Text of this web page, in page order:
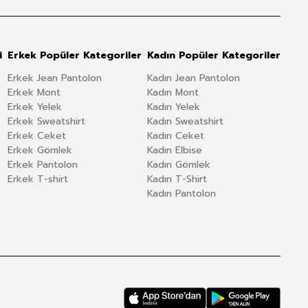
Erkek Popüler Kategoriler
Erkek Jean Pantolon
Erkek Mont
Erkek Yelek
Erkek Sweatshirt
Erkek Ceket
Erkek Gömlek
Erkek Pantolon
Erkek T-shirt
Kadın Popüler Kategoriler
Kadın Jean Pantolon
Kadın Mont
Kadın Yelek
Kadın Sweatshirt
Kadın Ceket
Kadın Elbise
Kadın Gömlek
Kadın T-Shirt
Kadın Pantolon